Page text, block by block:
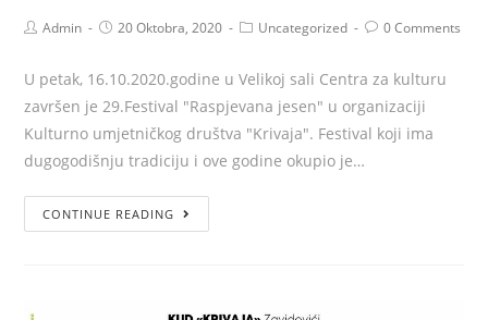
Admin 20 Oktobra, 2020 Uncategorized 0 Comments
U petak, 16.10.2020.godine u Velikoj sali Centra za kulturu
završen je 29.Festival "Raspjevana jesen" u organizaciji
Kulturno umjetničkog društva "Krivaja". Festival koji ima
dugogodišnju tradiciju i ove godine okupio je…
CONTINUE READING